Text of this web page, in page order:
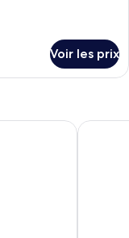
Voir les prix
Blue